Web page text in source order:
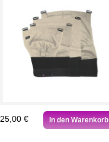
25,00 € In den Warenkorb